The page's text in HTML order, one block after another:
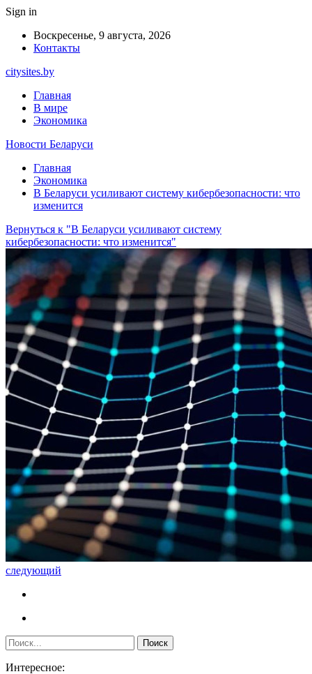
Sign in
Воскресенье, 9 августа, 2026
Контакты
citysites.by
Главная
В мире
Экономика
Новости Беларуси
Главная
Экономика
В Беларуси усиливают систему кибербезопасности: что
изменится
Вернуться к "В Беларуси усиливают систему
кибербезопасности: что изменится"
следующий
Интересное: